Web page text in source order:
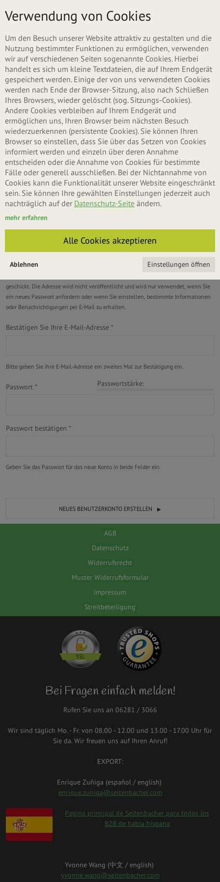
Menü
Haupt-Reiter
Neues Benutzerkonto erstellen
Anmelden
Neues Passwort anfordern
Kontoeinstellungen
Benutzername*
Leerzeichen sind erlaubt. Satzzeichen sind mit Ausnahme von Punkten,
Bindestrichen, Apostrophen und Unterstrichen nicht erlaubt.
geschickt. Die Adresse wird nicht veröffentlicht und wird nur verwendet, wenn Sie
ein neues Passwort anfordern oder wenn Sie einstellen, bestimmte Informationen
oder Benachrichtigungen per E-Mail zu erhalten.
Bestätigen Sie Ihre E-Mail-Adresse *
Bitte geben Sie ihre E-Mail-Adresse ein zweites Mal zur Bestätigung ein.
Passwortstärke:
Passwort *
Passwort bestätigen *
Geben Sie das Passwort für das neue Konto in beide Felder ein.
NEUES BENUTZERKONTO ERSTELLEN
AGB
Datenschutz
Widerrufsrecht
Muster Widerrufsformular
Impressum
Streitbeteiligung
Bei Fragen einfach melden!
Rufen Sie uns an 06281 / 3066
Wir sind täglich Mo. - Fr. von 08.00 - 12.00 und 13.00 - 17.00 Uhr für
Sie da. Wir freuen uns auf Ihren Anruf!
EXPORT:
Enrique Zuñiga (español / english)
enrique.zuniga@seitenbacher.com
spanien.png
Pagina principal de Seitenbacher para todos los
B2B de habla hispana
Yvonne Wang (中⽂ / english)
yvonne.wang@seitenbacher.com
Verwendung von Cookies
Um den Besuch unserer Website attraktiv zu gestalten und die
Nutzung bestimmter Funktionen zu ermöglichen, verwenden
wir auf verschiedenen Seiten sogenannte Cookies. Hierbei
handelt es sich um kleine Textdateien, die auf Ihrem Endgerät
gespeichert werden. Einige der von uns verwendeten Cookies
werden nach Ende der Browser-Sitzung, also nach Schließen
Ihres Browsers, wieder gelöscht (sog. Sitzungs-Cookies).
Andere Cookies verbleiben auf Ihrem Endgerät und
ermöglichen uns, Ihren Browser beim nächsten Besuch
wiederzuerkennen (persistente Cookies). Sie können Ihren
Browser so einstellen, dass Sie über das Setzen von Cookies
informiert werden und einzeln über deren Annahme
entscheiden oder die Annahme von Cookies für bestimmte
Fälle oder generell ausschließen. Bei der Nichtannahme von
Cookies kann die Funktionalität unserer Website eingeschränkt
sein. Sie können Ihre gewählten Einstellungen jederzeit auch
nachträglich auf der Datenschutz-Seite ändern.
mehr erfahren
Alle Cookies akzeptieren
Einstellungen öffnen
Ablehnen